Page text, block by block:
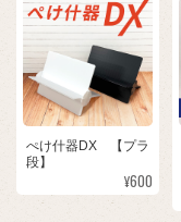
ぺけ什器DX 【プラ
段】
¥600